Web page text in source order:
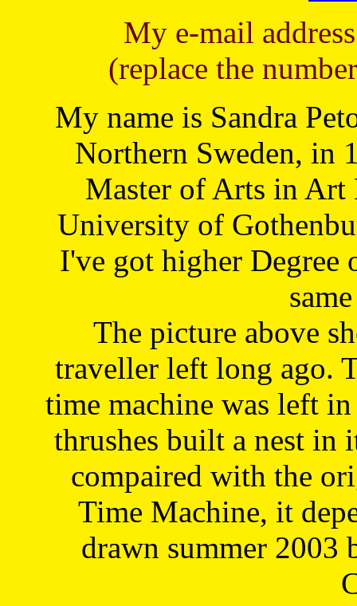
My e-mail
(replace the
My name is Sandra
Northern Sweden, in
Master of Arts in Art
University of
I've got higher Degree
The picture above
traveller left long ago.
time machine was left
thrushes built a nest in
compaired with the
Time Machine, it
drawn summer 2003